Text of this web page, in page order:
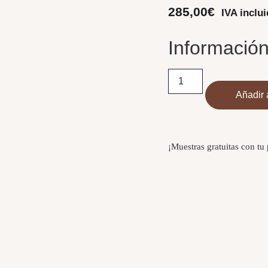
285,00€ IVA
Añadir
¡Muestras gratuitas con